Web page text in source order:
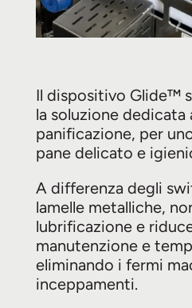
Il dispositivo Glide™
la soluzione dedicata
panificazione, per
pane delicato e
A differenza degli
lamelle metalliche,
lubrificazione e
manutenzione e
eliminando i fermi
inceppamenti.